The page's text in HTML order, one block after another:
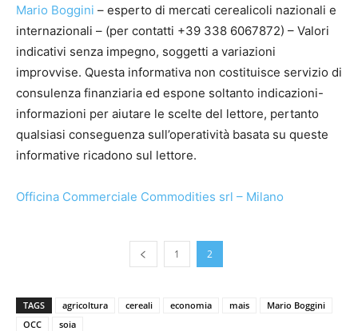
Mario Boggini – esperto di mercati cerealicoli nazionali e
internazionali – (per contatti +39 338 6067872) – Valori
indicativi senza impegno, soggetti a variazioni
improvvise. Questa informativa non costituisce servizio di
consulenza finanziaria ed espone soltanto indicazioni-
informazioni per aiutare le scelte del lettore, pertanto
qualsiasi conseguenza sull’operatività basata su queste
informative ricadono sul lettore.
Officina Commerciale Commodities srl – Milano
1 2
TAGS agricoltura cereali economia mais
Mario Boggini
OCC
soia